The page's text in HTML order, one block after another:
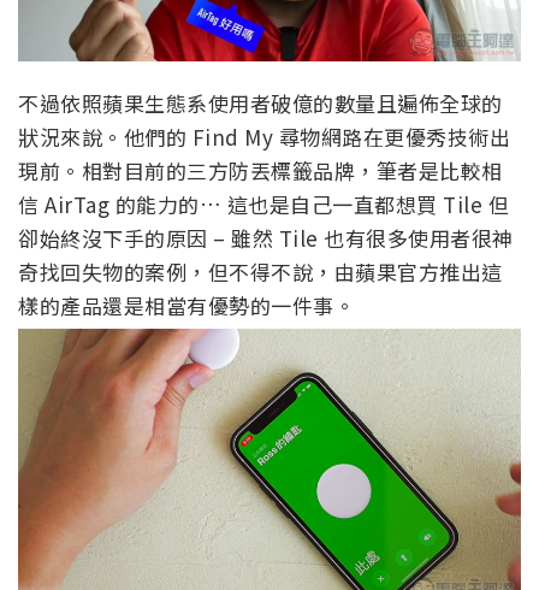
不過依照蘋果生態系使用者破億的數量且遍佈全球的
狀況來說。他們的 Find My 尋物網路在更優秀技術出
現前。相對目前的三方防丟標籤品牌，筆者是比較相
信 AirTag 的能力的… 這也是自己一直都想買 Tile 但
卻始終沒下手的原因 – 雖然 Tile 也有很多使用者很神
奇找回失物的案例，但不得不說，由蘋果官方推出這
樣的產品還是相當有優勢的一件事。